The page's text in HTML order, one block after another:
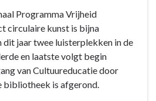
Programma Vrijheid
circulaire kunst is bijna
dit jaar twee luisterplekken in de
en laatste volgt begin
van Cultuureducatie door
bibliotheek is afgerond.